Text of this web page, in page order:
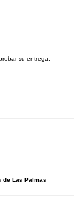
su entrega,
de Las Palmas